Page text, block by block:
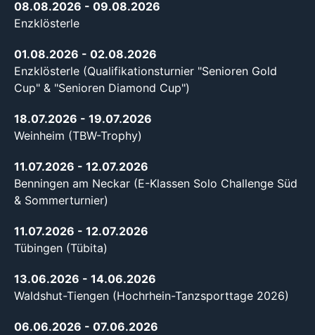
08.08.2026 - 09.08.2026
Enzklösterle
01.08.2026 - 02.08.2026
Enzklösterle (Qualifikationsturnier "Senioren Gold
Cup" & "Senioren Diamond Cup")
18.07.2026 - 19.07.2026
Weinheim (TBW-Trophy)
11.07.2026 - 12.07.2026
Benningen am Neckar (E-Klassen Solo Challenge Süd
& Sommerturnier)
11.07.2026 - 12.07.2026
Tübingen (Tübita)
13.06.2026 - 14.06.2026
Waldshut-Tiengen (Hochrhein-Tanzsporttage 2026)
06.06.2026 - 07.06.2026